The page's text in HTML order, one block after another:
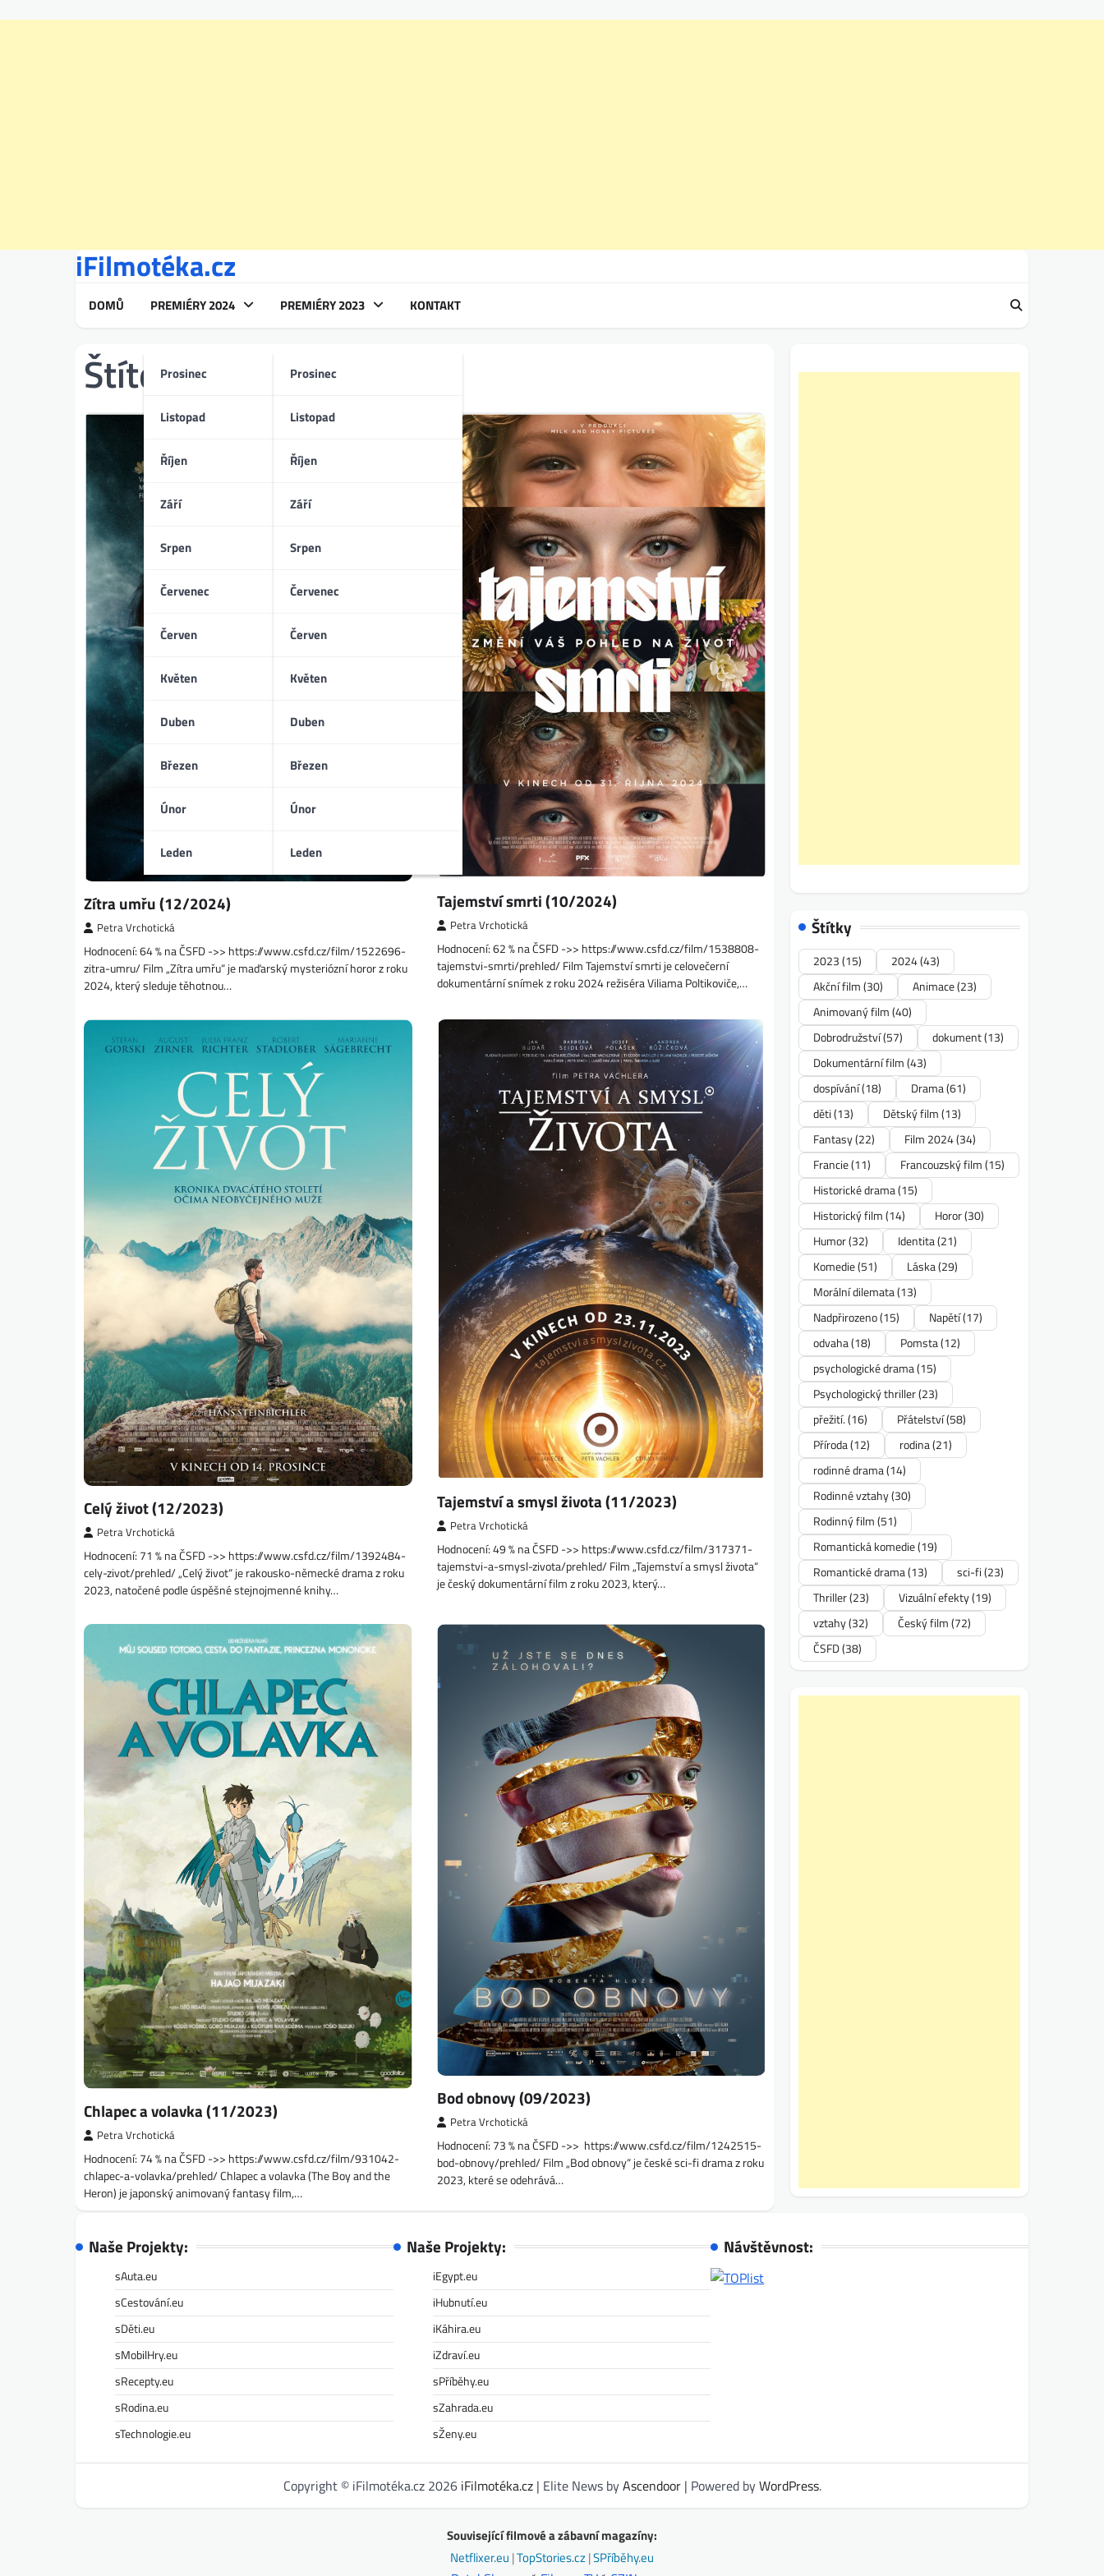
iFilmotéka.cz
DOMŮ PREMIÉRY 2024
Prosinec
Listopad
Říjen
Září
Srpen
Červenec
Červen
Květen
Duben
Březen
Únor
Leden
PREMIÉRY 2023
Prosinec
Listopad
Říjen
Září
Srpen
Červenec
Červen
Květen
Duben
Březen
Únor
Leden
KONTAKT
Štítek:smrt
Zítra umřu (12/2024)
Petra Vrchotická
Hodnocení: 64 % na ČSFD ->> https://www.csfd.cz/film/1522696-
zitra-umru/ Film „Zítra umřu“ je maďarský mysteriózní horor z roku
2024, který sleduje těhotnou…
Tajemství smrti (10/2024)
Petra Vrchotická
Hodnocení: 62 % na ČSFD ->> https://www.csfd.cz/film/1538808-
tajemstvi-smrti/prehled/ Film Tajemství smrti je celovečerní
dokumentární snímek z roku 2024 režiséra Viliama Poltikoviče,…
Celý život (12/2023)
Petra Vrchotická
Hodnocení: 71 % na ČSFD ->> https://www.csfd.cz/film/1392484-
cely-zivot/prehled/ „Celý život“ je rakousko-německé drama z roku
2023, natočené podle úspěšné stejnojmenné knihy…
Tajemství a smysl života (11/2023)
Petra Vrchotická
Hodnocení: 49 % na ČSFD ->> https://www.csfd.cz/film/317371-
tajemstvi-a-smysl-zivota/prehled/ Film „Tajemství a smysl života“
je český dokumentární film z roku 2023, který…
Chlapec a volavka (11/2023)
Petra Vrchotická
Hodnocení: 74 % na ČSFD ->> https://www.csfd.cz/film/931042-
chlapec-a-volavka/prehled/ Chlapec a volavka (The Boy and the
Heron) je japonský animovaný fantasy film,…
Bod obnovy (09/2023)
Petra Vrchotická
Hodnocení: 73 % na ČSFD ->> https://www.csfd.cz/film/1242515-
bod-obnovy/prehled/ Film „Bod obnovy“ je české sci-fi drama z roku
2023, které se odehrává…
Štítky
2023(15) 2024(43)
Akční film(30) Animace(23)
Animovaný film(40)
Dobrodružství(57) dokument(13)
Dokumentární film(43)
dospívání(18) Drama(61)
děti(13) Dětský film(13)
Fantasy(22) Film 2024(34)
Francie(11) Francouzský film(15)
Historické drama(15)
Historický film(14) Horor(30)
Humor(32) Identita(21)
Komedie(51) Láska(29)
Morální dilemata(13)
Nadpřirozeno(15) Napětí(17)
odvaha(18) Pomsta(12)
psychologické drama(15)
Psychologický thriller(23)
přežití.(16) Přátelství(58)
Příroda(12) rodina(21)
rodinné drama(14)
Rodinné vztahy(30)
Rodinný film(51)
Romantická komedie(19)
Romantické drama(13) sci-fi(23)
Thriller(23) Vizuální efekty(19)
vztahy(32) Český film(72)
ČSFD(38)
Naše Projekty:
sAuta.eu
sCestování.eu
sDěti.eu
sMobilHry.eu
sRecepty.eu
sRodina.eu
sTechnologie.eu
Naše Projekty:
iEgypt.eu
iHubnutí.eu
iKáhira.eu
iZdraví.eu
sPříběhy.eu
sZahrada.eu
sŽeny.eu
Návštěvnost:
Copyright © iFilmotéka.cz 2026 iFilmotéka.cz| Elite News byAscendoor| Powered byWordPress.
Související filmové a zábavní magazíny:
Netflixer.eu |TopStories.cz|SPříběhy.eu